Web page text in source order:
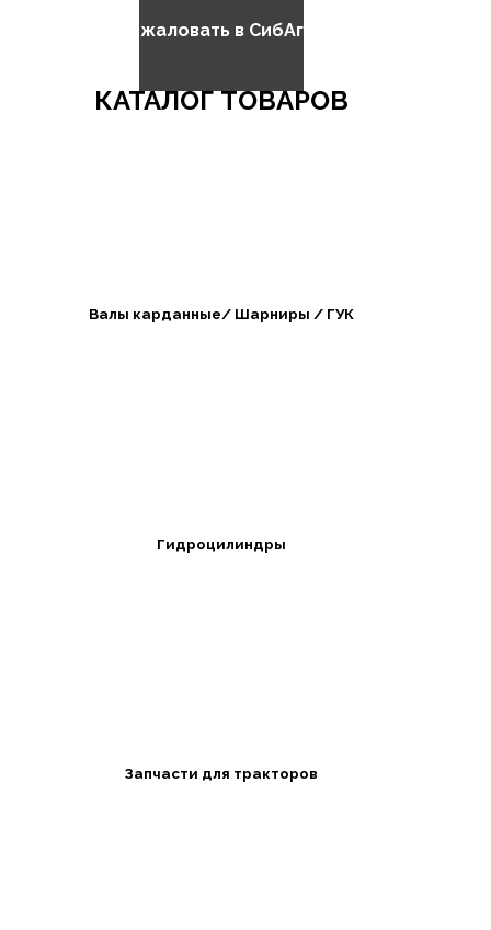
Добро пожаловать в СибАгроБизнес
КАТАЛОГ ТОВАРОВ
Валы карданные/ Шарниры / ГУК
Гидроцилиндры
Запчасти для тракторов